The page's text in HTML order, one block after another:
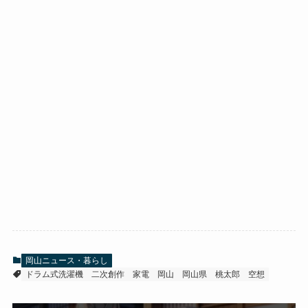
岡山ニュース・暮らし
ドラム式洗濯機
二次創作 家電 岡山 岡山県 桃太郎 空想